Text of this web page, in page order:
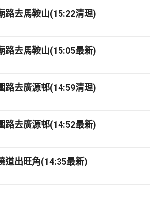
路去馬鞍山(15:22清理)
路去馬鞍山(15:05最新)
路去廣源邨(14:59清理)
路去廣源邨(14:52最新)
道出旺角(14:35最新)